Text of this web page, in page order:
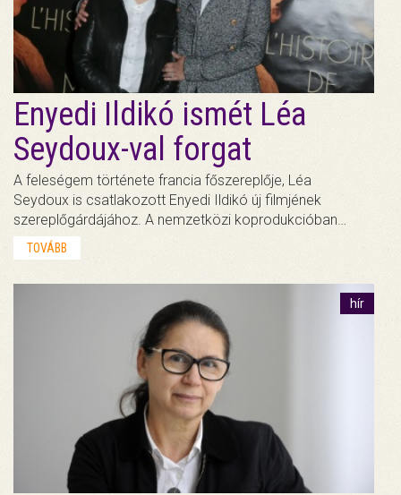
Enyedi Ildikó ismét Léa
Seydoux-val forgat
A feleségem története francia főszereplője, Léa
Seydoux is csatlakozott Enyedi Ildikó új filmjének
szereplőgárdájához. A nemzetközi koprodukcióban…
TOVÁBB
hír